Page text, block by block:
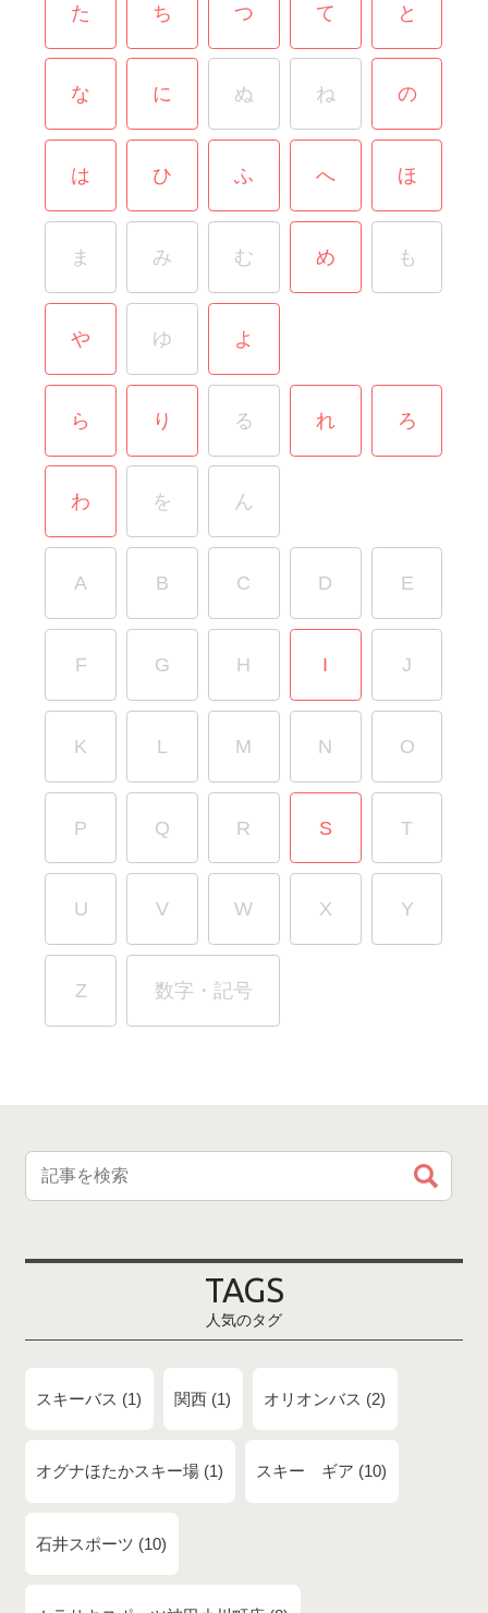
た ち つ て と
な に ぬ ね の
は ひ ふ へ ほ
ま み む め も
や ゆ よ
ら り る れ ろ
わ を ん
A B C D E
F G H I J
K L M N O
P Q R S T
U V W X Y
Z 数字・記号
TAGS
人気のタグ
スキーバス 1 関西 1 オリオンバス 2
オグナほたかスキー場 1 スキー ギア 10
石井スポーツ 10